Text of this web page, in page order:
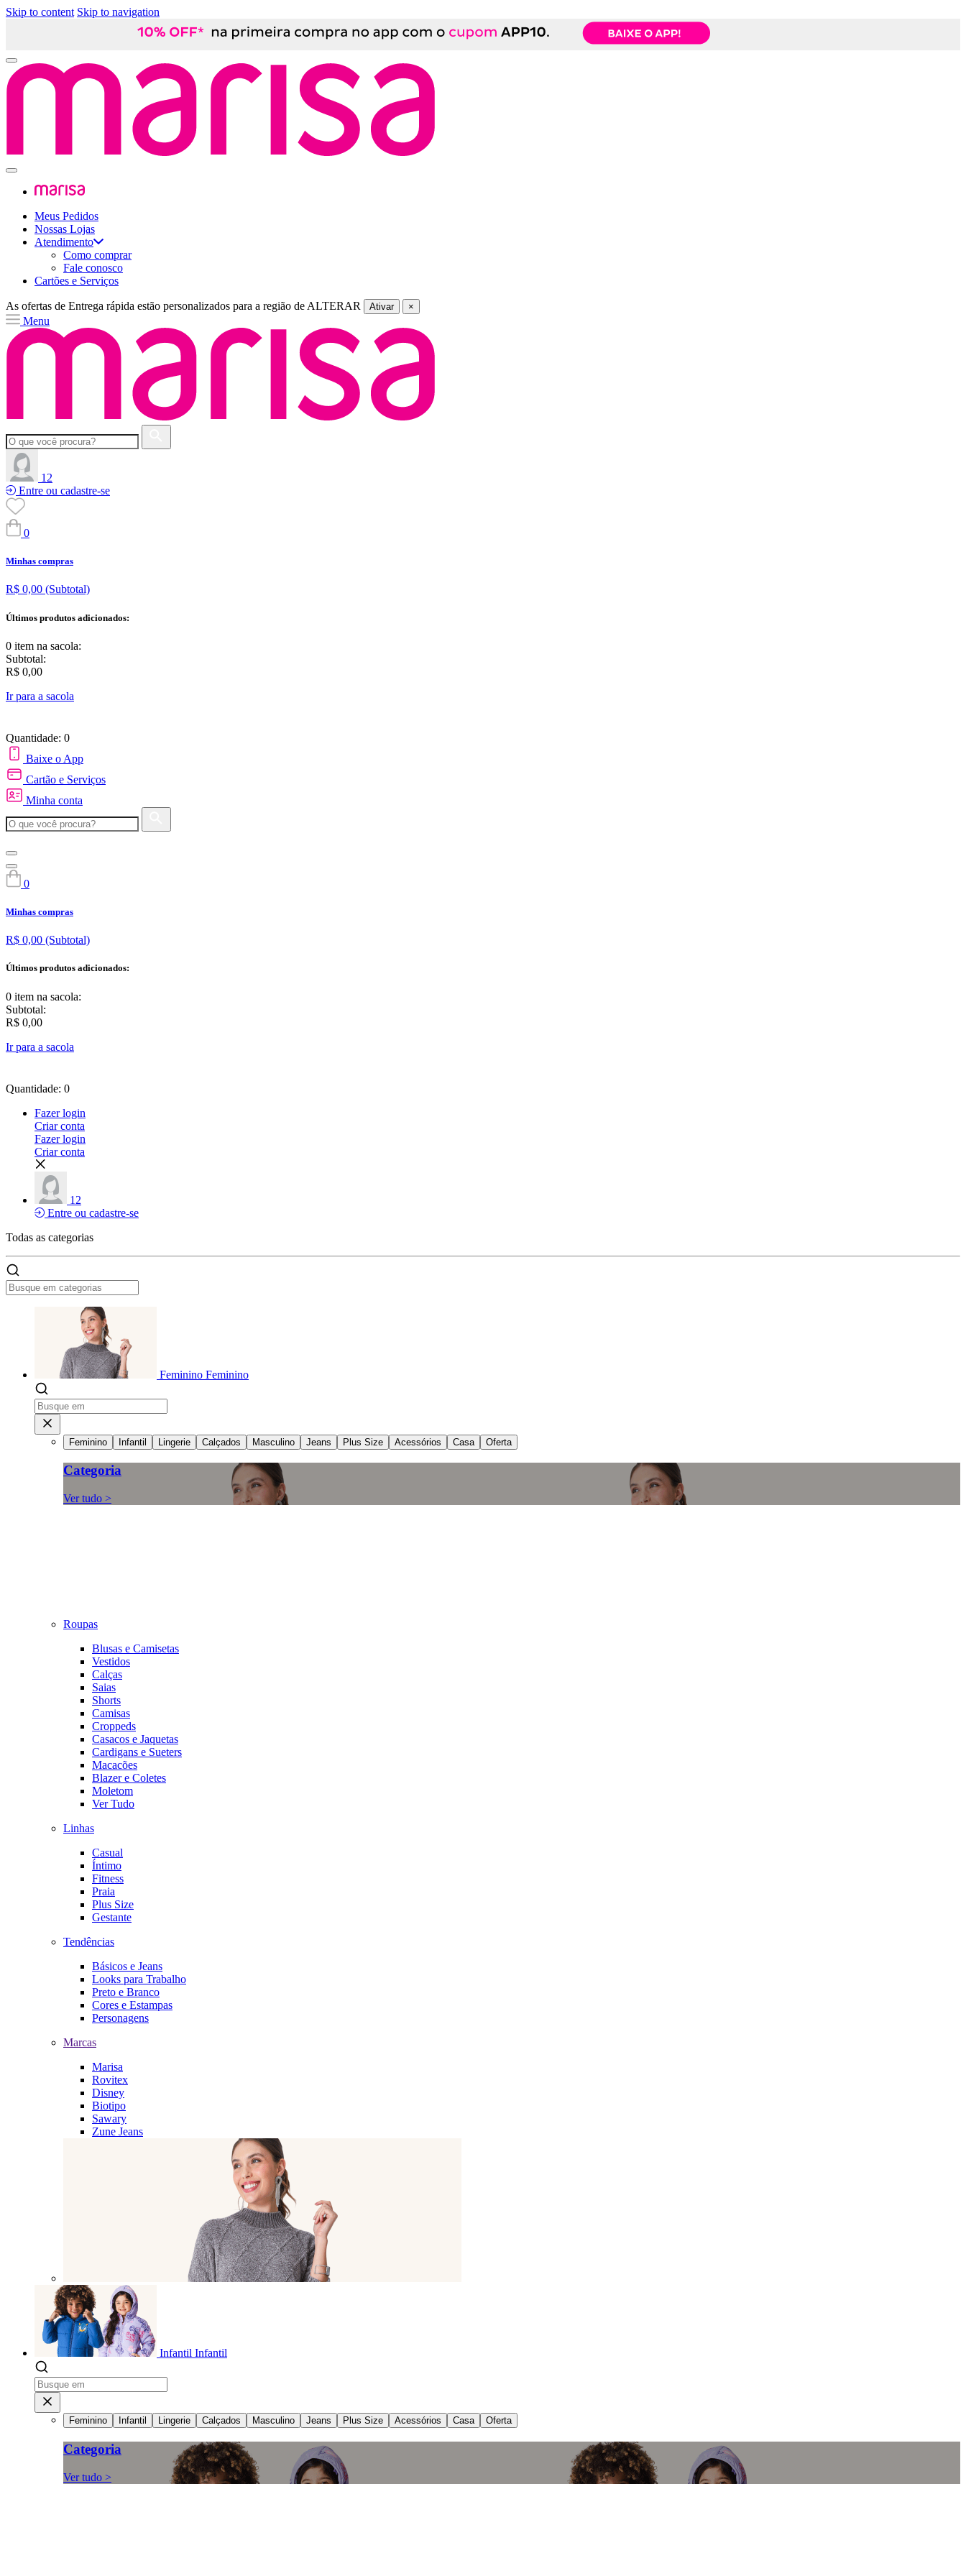
Skip to content Skip to navigation
Meus Pedidos
Nossas Lojas
Atendimento
Como comprar
Fale conosco
Cartões e Serviços
As ofertas de Entrega rápida estão personalizados para a região de ALTERAR Ativar ×
Menu
12
Entre ou cadastre-se
0
Minhas compras
R$ 0,00 (Subtotal)
Últimos produtos adicionados:
0 item na sacola:
Subtotal:
R$ 0,00
Ir para a sacola
Quantidade: 0
Baixe o App
Cartão e Serviços
Minha conta
0
Minhas compras
R$ 0,00 (Subtotal)
Últimos produtos adicionados:
0 item na sacola:
Subtotal:
R$ 0,00
Ir para a sacola
Quantidade: 0
Fazer login
Criar conta
Fazer login
Criar conta
12
Entre ou cadastre-se
Todas as categorias
Feminino Feminino
Feminino Infantil Lingerie Calçados Masculino Jeans Plus Size Acessórios Casa Oferta
Categoria
Ver tudo >
Roupas
Blusas e Camisetas
Vestidos
Calças
Saias
Shorts
Camisas
Croppeds
Casacos e Jaquetas
Cardigans e Sueters
Macacões
Blazer e Coletes
Moletom
Ver Tudo
Linhas
Casual
Íntimo
Fitness
Praia
Plus Size
Gestante
Tendências
Básicos e Jeans
Looks para Trabalho
Preto e Branco
Cores e Estampas
Personagens
Marcas
Marisa
Rovitex
Disney
Biotipo
Sawary
Zune Jeans
Infantil Infantil
Feminino Infantil Lingerie Calçados Masculino Jeans Plus Size Acessórios Casa Oferta
Categoria
Ver tudo >